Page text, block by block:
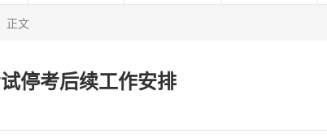
正文
停考后续工作安排